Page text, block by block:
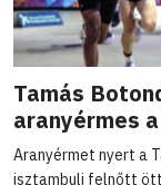
Tamás
aranyérmes
Aranyérmet nyert a
isztambuli felnőtt